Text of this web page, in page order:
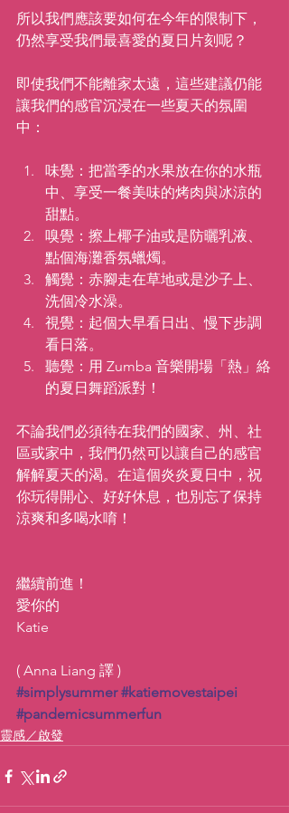
所以我們應該要如何在今年的限制下，
仍然享受我們最喜愛的夏日片刻呢？
即使我們不能離家太遠，這些建議仍能
讓我們的感官沉浸在一些夏天的氛圍
中：
味覺：把當季的水果放在你的水瓶
中、享受一餐美味的烤肉與冰涼的
甜點。
嗅覺：擦上椰子油或是防曬乳液、
點個海灘香氛蠟燭。
觸覺：赤腳走在草地或是沙子上、
洗個冷水澡。
視覺：起個大早看日出、慢下步調
看日落。
聽覺：用 Zumba 音樂開場「熱」絡
的夏日舞蹈派對！
不論我們必須待在我們的國家、州、社
區或家中，我們仍然可以讓自己的感官
解解夏天的渴。在這個炎炎夏日中，祝
你玩得開心、好好休息，也別忘了保持
涼爽和多喝水唷！
繼續前進！
愛你的
Katie
( Anna Liang 譯 )
#simplysummer #katiemovestaipei
#pandemicsummerfun
靈感／啟發